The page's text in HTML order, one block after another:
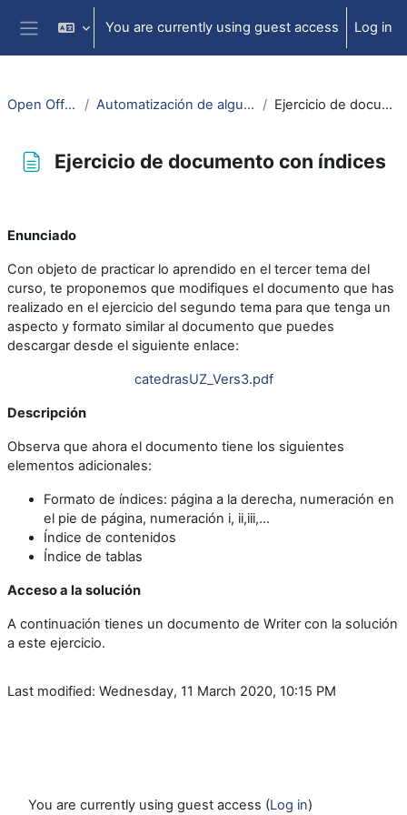
Skip to main content
Side panel
You are currently using guest access Log in
Open Office: Writer Automatización de algunas tareas con Writer Ejercicio de documento con índices
Ejercicio de documento con índices
Enunciado
Con objeto de practicar lo aprendido en el tercer tema del
curso, te proponemos que modifiques el documento que has
realizado en el ejercicio del segundo tema para que tenga un
aspecto y formato similar al documento que puedes
descargar desde el siguiente enlace:
catedrasUZ_Vers3.pdf
Descripción
Observa que ahora el documento tiene los siguientes
elementos adicionales:
Formato de índices: página a la derecha, numeración en
el pie de página, numeración i, ii,iii,...
Índice de contenidos
Índice de tablas
Acceso a la solución
A continuación tienes un documento de Writer con la solución
a este ejercicio.
Last modified: Wednesday, 11 March 2020, 10:15 PM
You are currently using guest access (Log in)